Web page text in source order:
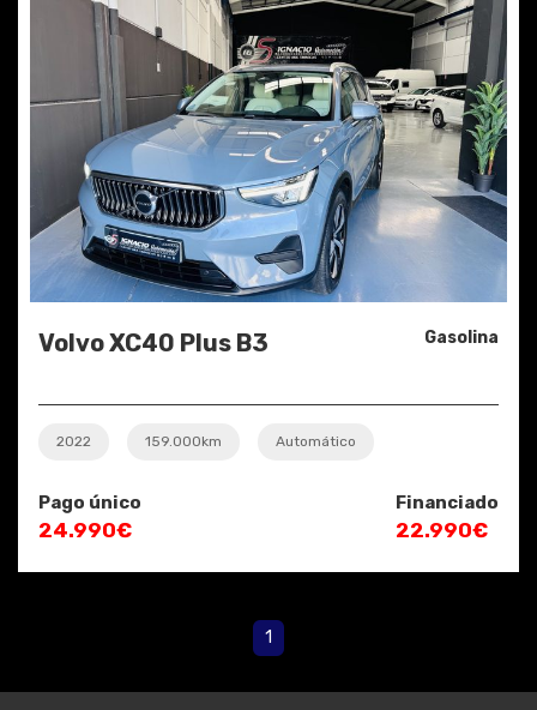
Volvo XC40 Plus B3 Gasolina
2022 159.000km Automático
Pago único
24.990€
Financiado
22.990€
1